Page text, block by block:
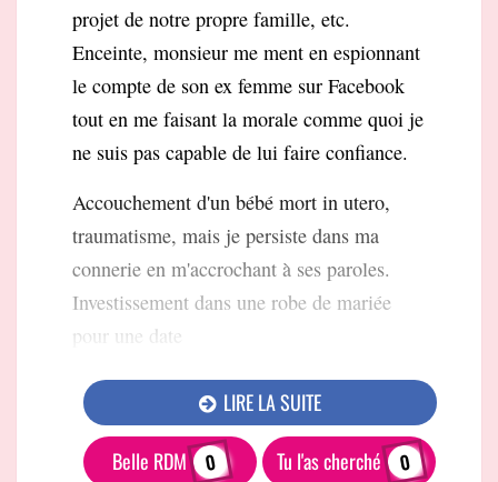
projet de notre propre famille, etc.
Enceinte, monsieur me ment en espionnant
le compte de son ex femme sur Facebook
tout en me faisant la morale comme quoi je
ne suis pas capable de lui faire confiance.
Accouchement d'un bébé mort in utero,
traumatisme, mais je persiste dans ma
connerie en m'accrochant à ses paroles.
Investissement dans une robe de mariée
pour une date
LIRE LA SUITE
Belle RDM 0 Tu l'as cherché 0